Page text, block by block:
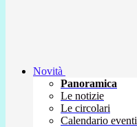
Novità
Panoramica
Le notizie
Le circolari
Calendario eventi